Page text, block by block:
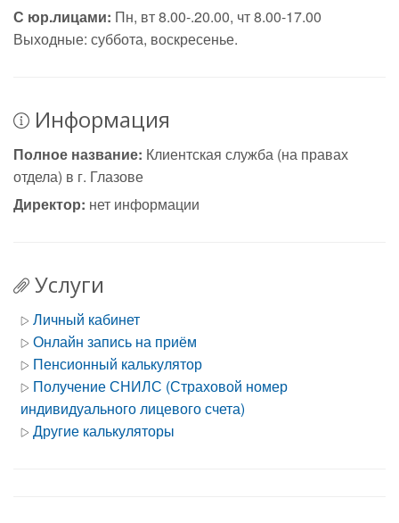
С юр.лицами: Пн, вт 8.00-.20.00, чт 8.00-17.00
Выходные: суббота, воскресенье.
Информация
Полное название: Клиентская служба (на правах
отдела) в г. Глазове
Директор: нет информации
Услуги
Личный кабинет
Онлайн запись на приём
Пенсионный калькулятор
Получение СНИЛС (Страховой номер
индивидуального лицевого счета)
Другие калькуляторы